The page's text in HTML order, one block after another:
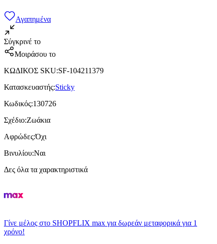
Αγαπημένα
Σύγκρινέ το
Μοιράσου το
ΚΩΔΙΚΟΣ SKU:SF-104211379
Κατασκευαστής:Sticky
Κωδικός:130726
Σχέδιο:Ζωάκια
Αφρώδες:Όχι
Βινυλίου:Ναι
Δες όλα τα χαρακτηριστικά
Γίνε μέλος στο SHOPFLIX max για δωρεάν μεταφορικά για 1
χρόνο!